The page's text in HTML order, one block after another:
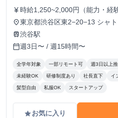
currency_yen 時給1,250~2,000円（能力・経
place東京都渋谷区東2−20−13 シャ
train渋谷駅
calendar_today週3日〜 / 週15時間〜
全学年対象 一部リモート可 週3日以上
未経験OK 研修制度あり 社長直下 イ
髪型自由 私服OK スタートアップ
gradeお気に入り